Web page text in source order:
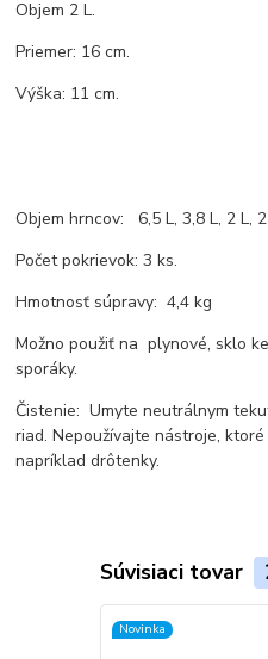
Objem 2 L.
Priemer: 16 cm.
Výška: 11 cm.
Objem hrncov: 6,5 L, 3,8 L, 2 L, 2
Počet pokrievok: 3 ks.
Hmotnosť súpravy: 4,4 kg
Možno použiť na plynové, sklo
sporáky.
Čistenie: Umyte neutrálnym
riad. Nepoužívajte nástroje,
napríklad drôtenky.
Súvisiaci tovar
Novinka